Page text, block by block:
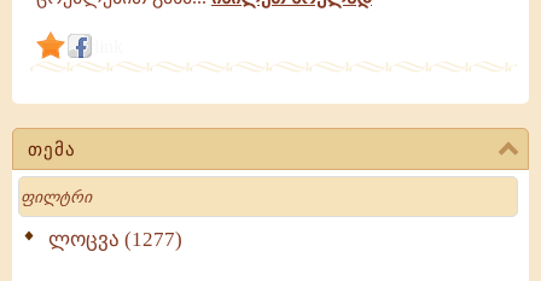
თემა
Search
ლოცვა (1277)